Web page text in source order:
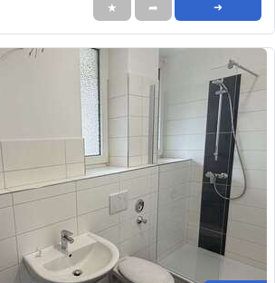
★ ➦ ➜